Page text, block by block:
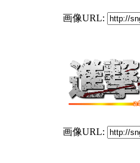
画像URL:
画像URL: